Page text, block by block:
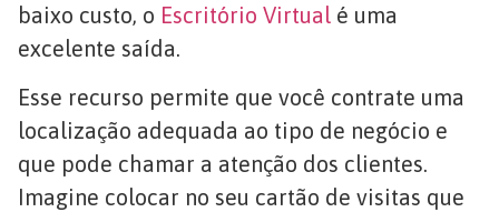
baixo custo, o Escritório Virtual é uma
excelente saída.
Esse recurso permite que você contrate uma
localização adequada ao tipo de negócio e
que pode chamar a atenção dos clientes.
Imagine colocar no seu cartão de visitas que